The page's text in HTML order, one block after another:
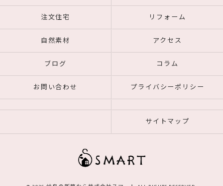
注文住宅 リフォーム
自然素材 アクセス
ブログ コラム
お問い合わせ プライバシーポリシー
サイトマップ